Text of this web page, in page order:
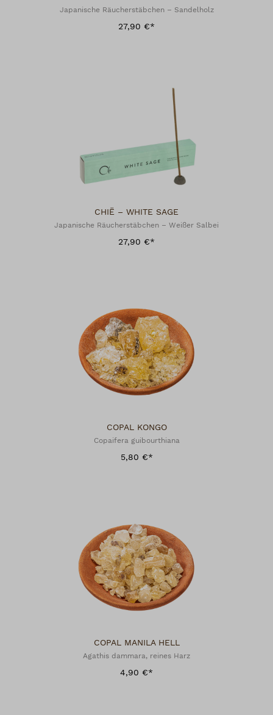
Japanische Räucherstäbchen – Sandelholz
27,90 €*
CHIË – WHITE SAGE
Japanische Räucherstäbchen – Weißer Salbei
27,90 €*
COPAL KONGO
Copaifera guibourthiana
5,80 €*
COPAL MANILA HELL
Agathis dammara, reines Harz
4,90 €*